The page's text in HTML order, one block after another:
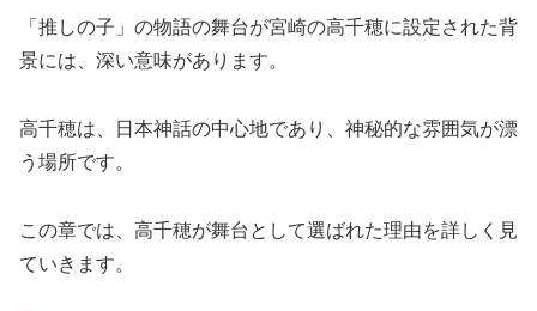
「推しの子」の物語の舞台が宮崎の高千穂に設定された背
景には、深い意味があります。
高千穂は、日本神話の中心地であり、神秘的な雰囲気が漂
う場所です。
この章では、高千穂が舞台として選ばれた理由を詳しく見
ていきます。